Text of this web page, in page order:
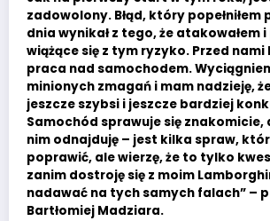
zadowolony. Błąd, który popełniłem
dnia wynikał z tego, że atakowałem i
wiążące się z tym ryzyko. Przed
praca nad samochodem.
minionych zmagań i mam nadzieję,
jeszcze szybsi i jeszcze bardziej
Samochód sprawuje się znakomicie,
nim odnajduję – jest kilka spraw,
poprawić, ale wierzę, że to tylko
zanim dostroję się z moim
nadawać na tych samych falach” –
Bartłomiej Madziara.